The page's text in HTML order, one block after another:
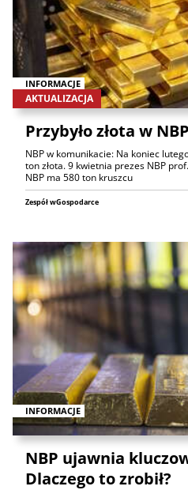
INFORMACJE
AKTUALIZACJA
Przybyło złota w NBP
NBP w komunikacie: Na koniec
ton złota. 9 kwietnia prezes NBP
NBP ma 580 ton kruszcu
Zespół wGospodarce
INFORMACJE
NBP ujawnia
Dlaczego to zrobił?